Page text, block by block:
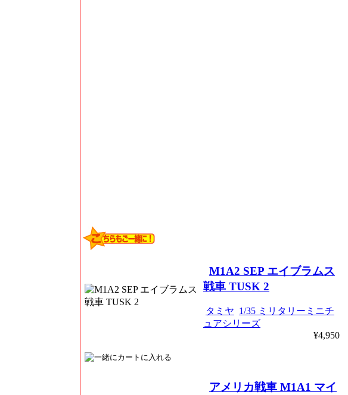
M1A2 SEP エイブラムス
戦車 TUSK 2
タミヤ 1/35 ミリタリーミニチ
ュアシリーズ
¥4,950
アメリカ戦車 M1A1 マイ